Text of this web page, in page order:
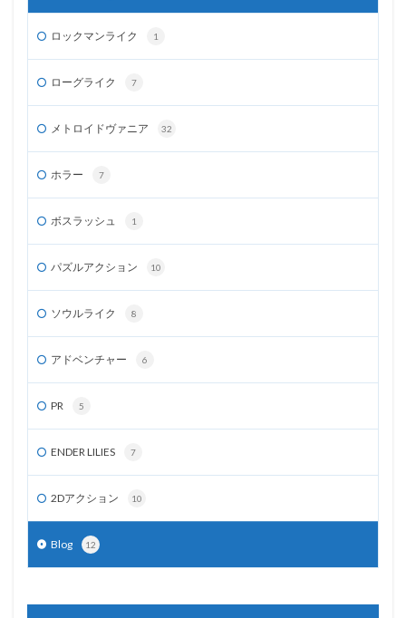
ロックマンライク 1
ローグライク 7
メトロイドヴァニア 32
ホラー 7
ボスラッシュ 1
パズルアクション 10
ソウルライク 8
アドベンチャー 6
PR 5
ENDER LILIES 7
2Dアクション 10
Blog 12